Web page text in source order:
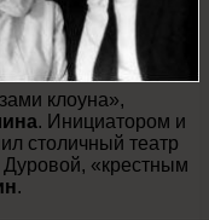
клоуна»,
. Инициатором и
столичный театр
«крестным
.